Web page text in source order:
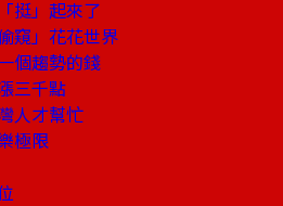
挺」起來了
窺」花花世界
個趨勢的錢
三千點
人才幫忙
極限